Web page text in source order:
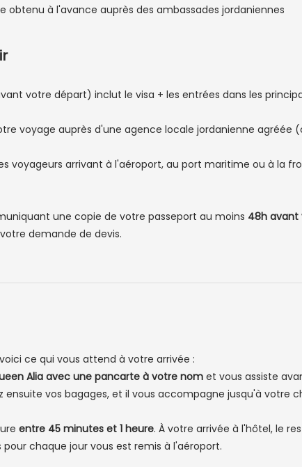
obtenu à l'avance auprès des ambassades jordaniennes
votre départ) inclut le visa + les entrées dans les
voyage auprès d'une agence locale jordanienne agréée
voyageurs arrivant à l'aéroport, au port maritime ou à la
une copie de votre passeport au moins 48h avant
demande de devis.
ce qui vous attend à votre arrivée :
Alia avec une pancarte à votre nom et vous assiste
ensuite vos bagages, et il vous accompagne jusqu'à votre
entre 45 minutes et 1 heure. À votre arrivée à l'hôtel, le
chaque jour vous est remis à l'aéroport.